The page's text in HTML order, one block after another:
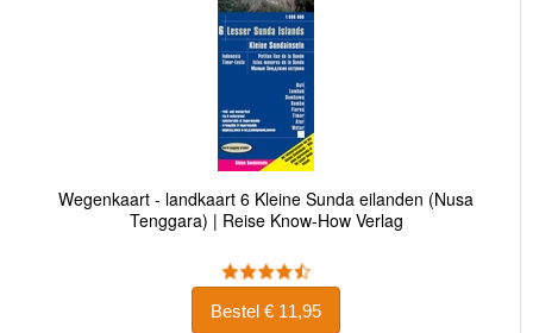
Wegenkaart - landkaart 6 Kleine Sunda eilanden (Nusa
Tenggara) | Reise Know-How Verlag
Bestel € 11,95